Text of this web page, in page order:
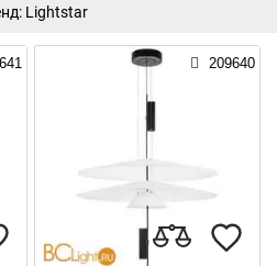
Lightstar
209640